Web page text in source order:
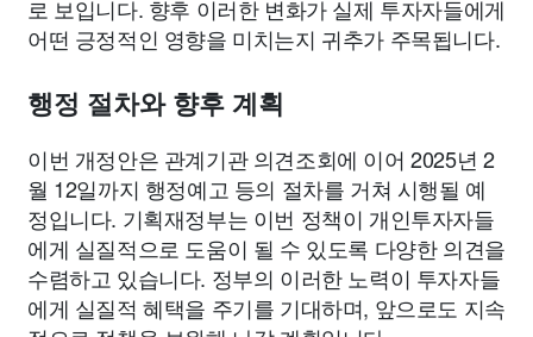
로 보입니다. 향후 이러한 변화가 실제 투자자들에게
어떤 긍정적인 영향을 미치는지 귀추가 주목됩니다.
행정 절차와 향후 계획
이번 개정안은 관계기관 의견조회에 이어 2025년 2
월 12일까지 행정예고 등의 절차를 거쳐 시행될 예
정입니다. 기획재정부는 이번 정책이 개인투자자들
에게 실질적으로 도움이 될 수 있도록 다양한 의견을
수렴하고 있습니다. 정부의 이러한 노력이 투자자들
에게 실질적 혜택을 주기를 기대하며, 앞으로도 지속